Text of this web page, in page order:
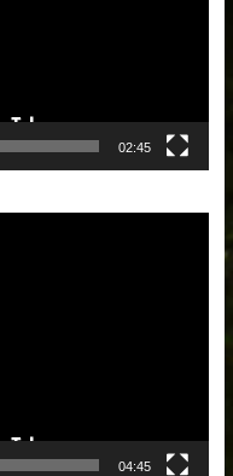
02:45
04:45